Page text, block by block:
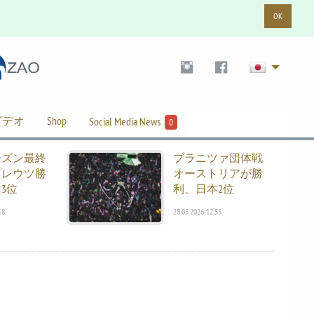
OK
オ Shop Social Media News 0
ン最終
ウツ勝
位
プラニツァ団体戦
オーストリアが勝
利、日本2位
28.03.2026 12:53